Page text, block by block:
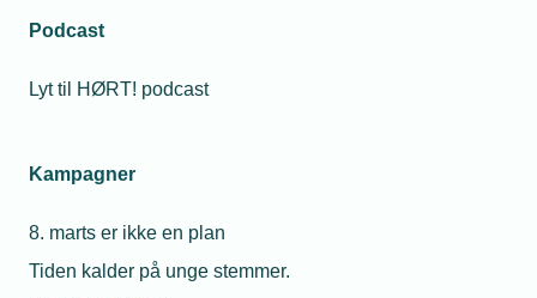
Podcast
Lyt til HØRT! podcast
Kampagner
8. marts er ikke en plan
Tiden kalder på unge stemmer.
Politik & analyse